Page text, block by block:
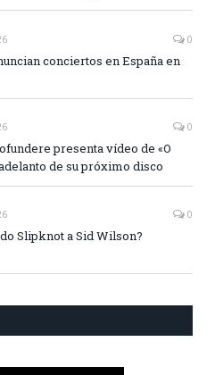
0
conciertos en España en
0
presenta vídeo de «O
de su próximo disco
0
Slipknot a Sid Wilson?